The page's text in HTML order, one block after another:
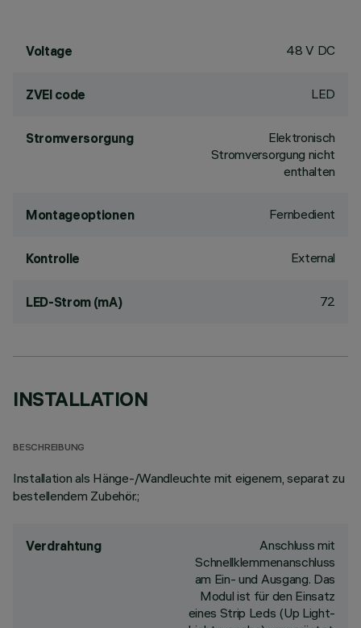
Voltage 48 V DC
ZVEI code LED
Stromversorgung
Elektronisch
Stromversorgung nicht
enthalten
Montageoptionen Fernbedient
Kontrolle External
LED-Strom (mA) 72
INSTALLATION
BESCHREIBUNG
Installation als Hänge-/Wandleuchte mit eigenem, separat zu
bestellendem Zubehör.;
Verdrahtung
Anschluss mit
Schnellklemmenanschluss
am Ein- und Ausgang. Das
Modul ist für den Einsatz
eines Strip Leds (Up Light-